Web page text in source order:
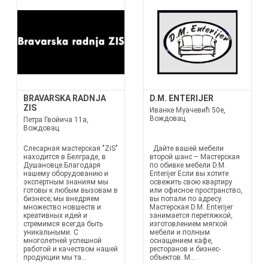
BRAVARSKA RADNJA
ZIS
Петра Гвойича 11a,
Вождовац
Слесарная мастерская "ZiS"
находится в Белграде, в
Душановце.Благодаря
нашему оборудованию и
экспертным знаниям мы
готовы к любым вызовам в
бизнесе; мы внедряем
множество новшеств и
креативных идей и
стремимся всегда быть
уникальными. С
многолетней успешной
работой и качеством нашей
продукции мы та...
D.M. ENTERIJER
Иванке Муачевић 50е,
Вождовац
Дайте вашей мебели
второй шанс – Мастерская
по обивке мебели D.M.
Enterijer Если вы хотите
освежить свою квартиру
или офисное пространство,
вы попали по адресу.
Мастерская D.M. Enterijer
занимается перетяжкой,
изготовлением мягкой
мебели и полным
оснащением кафе,
ресторанов и бизнес-
объектов. М...